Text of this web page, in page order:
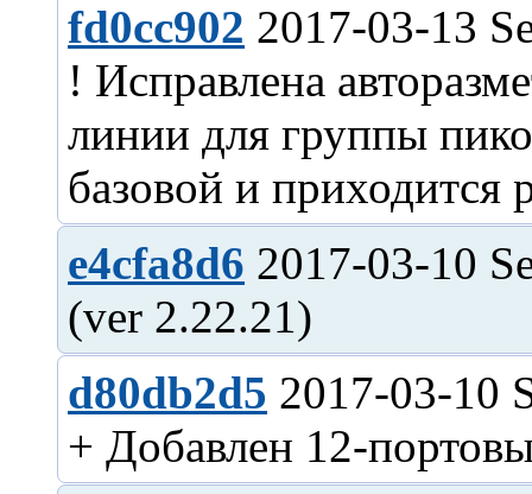
fd0cc902 2017-03-13
! Исправлена
линии для группы
e4cfa8d6 2017-03-10
d80db2d5 2017-03-10